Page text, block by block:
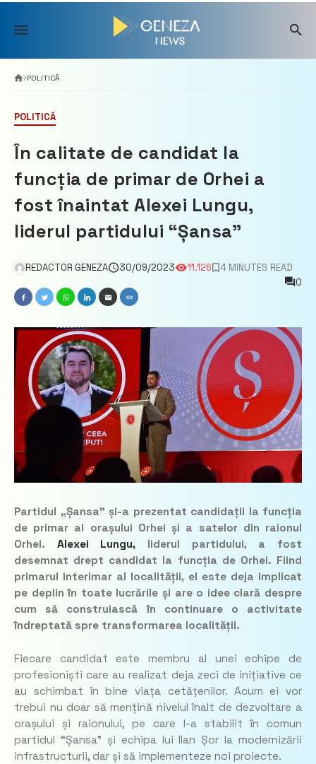
Skip
content
POLITICĂ
POLITICĂ
În calitate de candidat la
funcția de primar de Orhei a
fost înaintat Alexei Lungu,
liderul partidului “Șansa”
REDACTOR GENEZA 30/09/2023 11.126
4 MINUTES READ
0
Partidul „Șansa” și-a prezentat candidații la funcția
de primar al orașului Orhei și a satelor din raionul
Orhei. Alexei Lungu, liderul partidului, a fost
desemnat drept candidat la funcția de Orhei. Fiind
primarul interimar al localității, el este deja implicat
pe deplin în toate lucrările și are o idee clară despre
cum să construiască în continuare o activitate
îndreptată spre transformarea localității.
Fiecare candidat este membru al unei echipe de
profesioniști care au realizat deja zeci de inițiative ce
au schimbat în bine viața cetățenilor. Acum ei vor
trebui nu doar să mențină nivelul înalt de dezvoltare a
orașului și raionului, pe care l-a stabilit în comun
partidul “Șansa” și echipa lui Ilan Șor la modernizării
infrastructurii, dar și să implementeze noi proiecte.